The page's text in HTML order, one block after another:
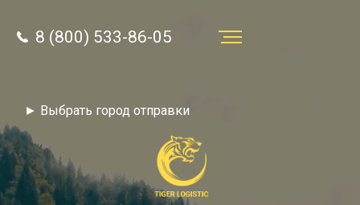
► Выбрать город отправки
8 (800) 533-86-05